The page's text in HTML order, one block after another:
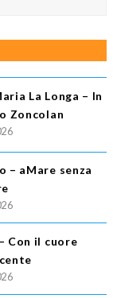
La Longa – In
Zoncolan
– aMare senza
Con il cuore